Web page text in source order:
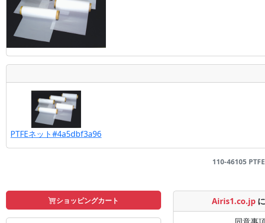
PTFEネット#4a5dbf3a96
110-46105
ショッピングカート Airis1.co.jp